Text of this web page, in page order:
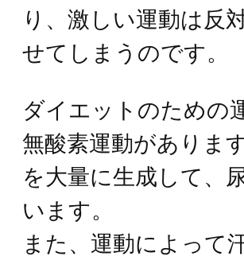
り、激しい運動は反
せてしまうのです。
ダイエットのための
無酸素運動がありま
を大量に生成して、
います。
また、運動によって